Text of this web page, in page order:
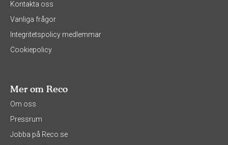
Kontakta oss
Vanliga frågor
Integritetspolicy medlemmar
Cookiepolicy
Mer om Reco
Om oss
Pressrum
Jobba på Reco.se